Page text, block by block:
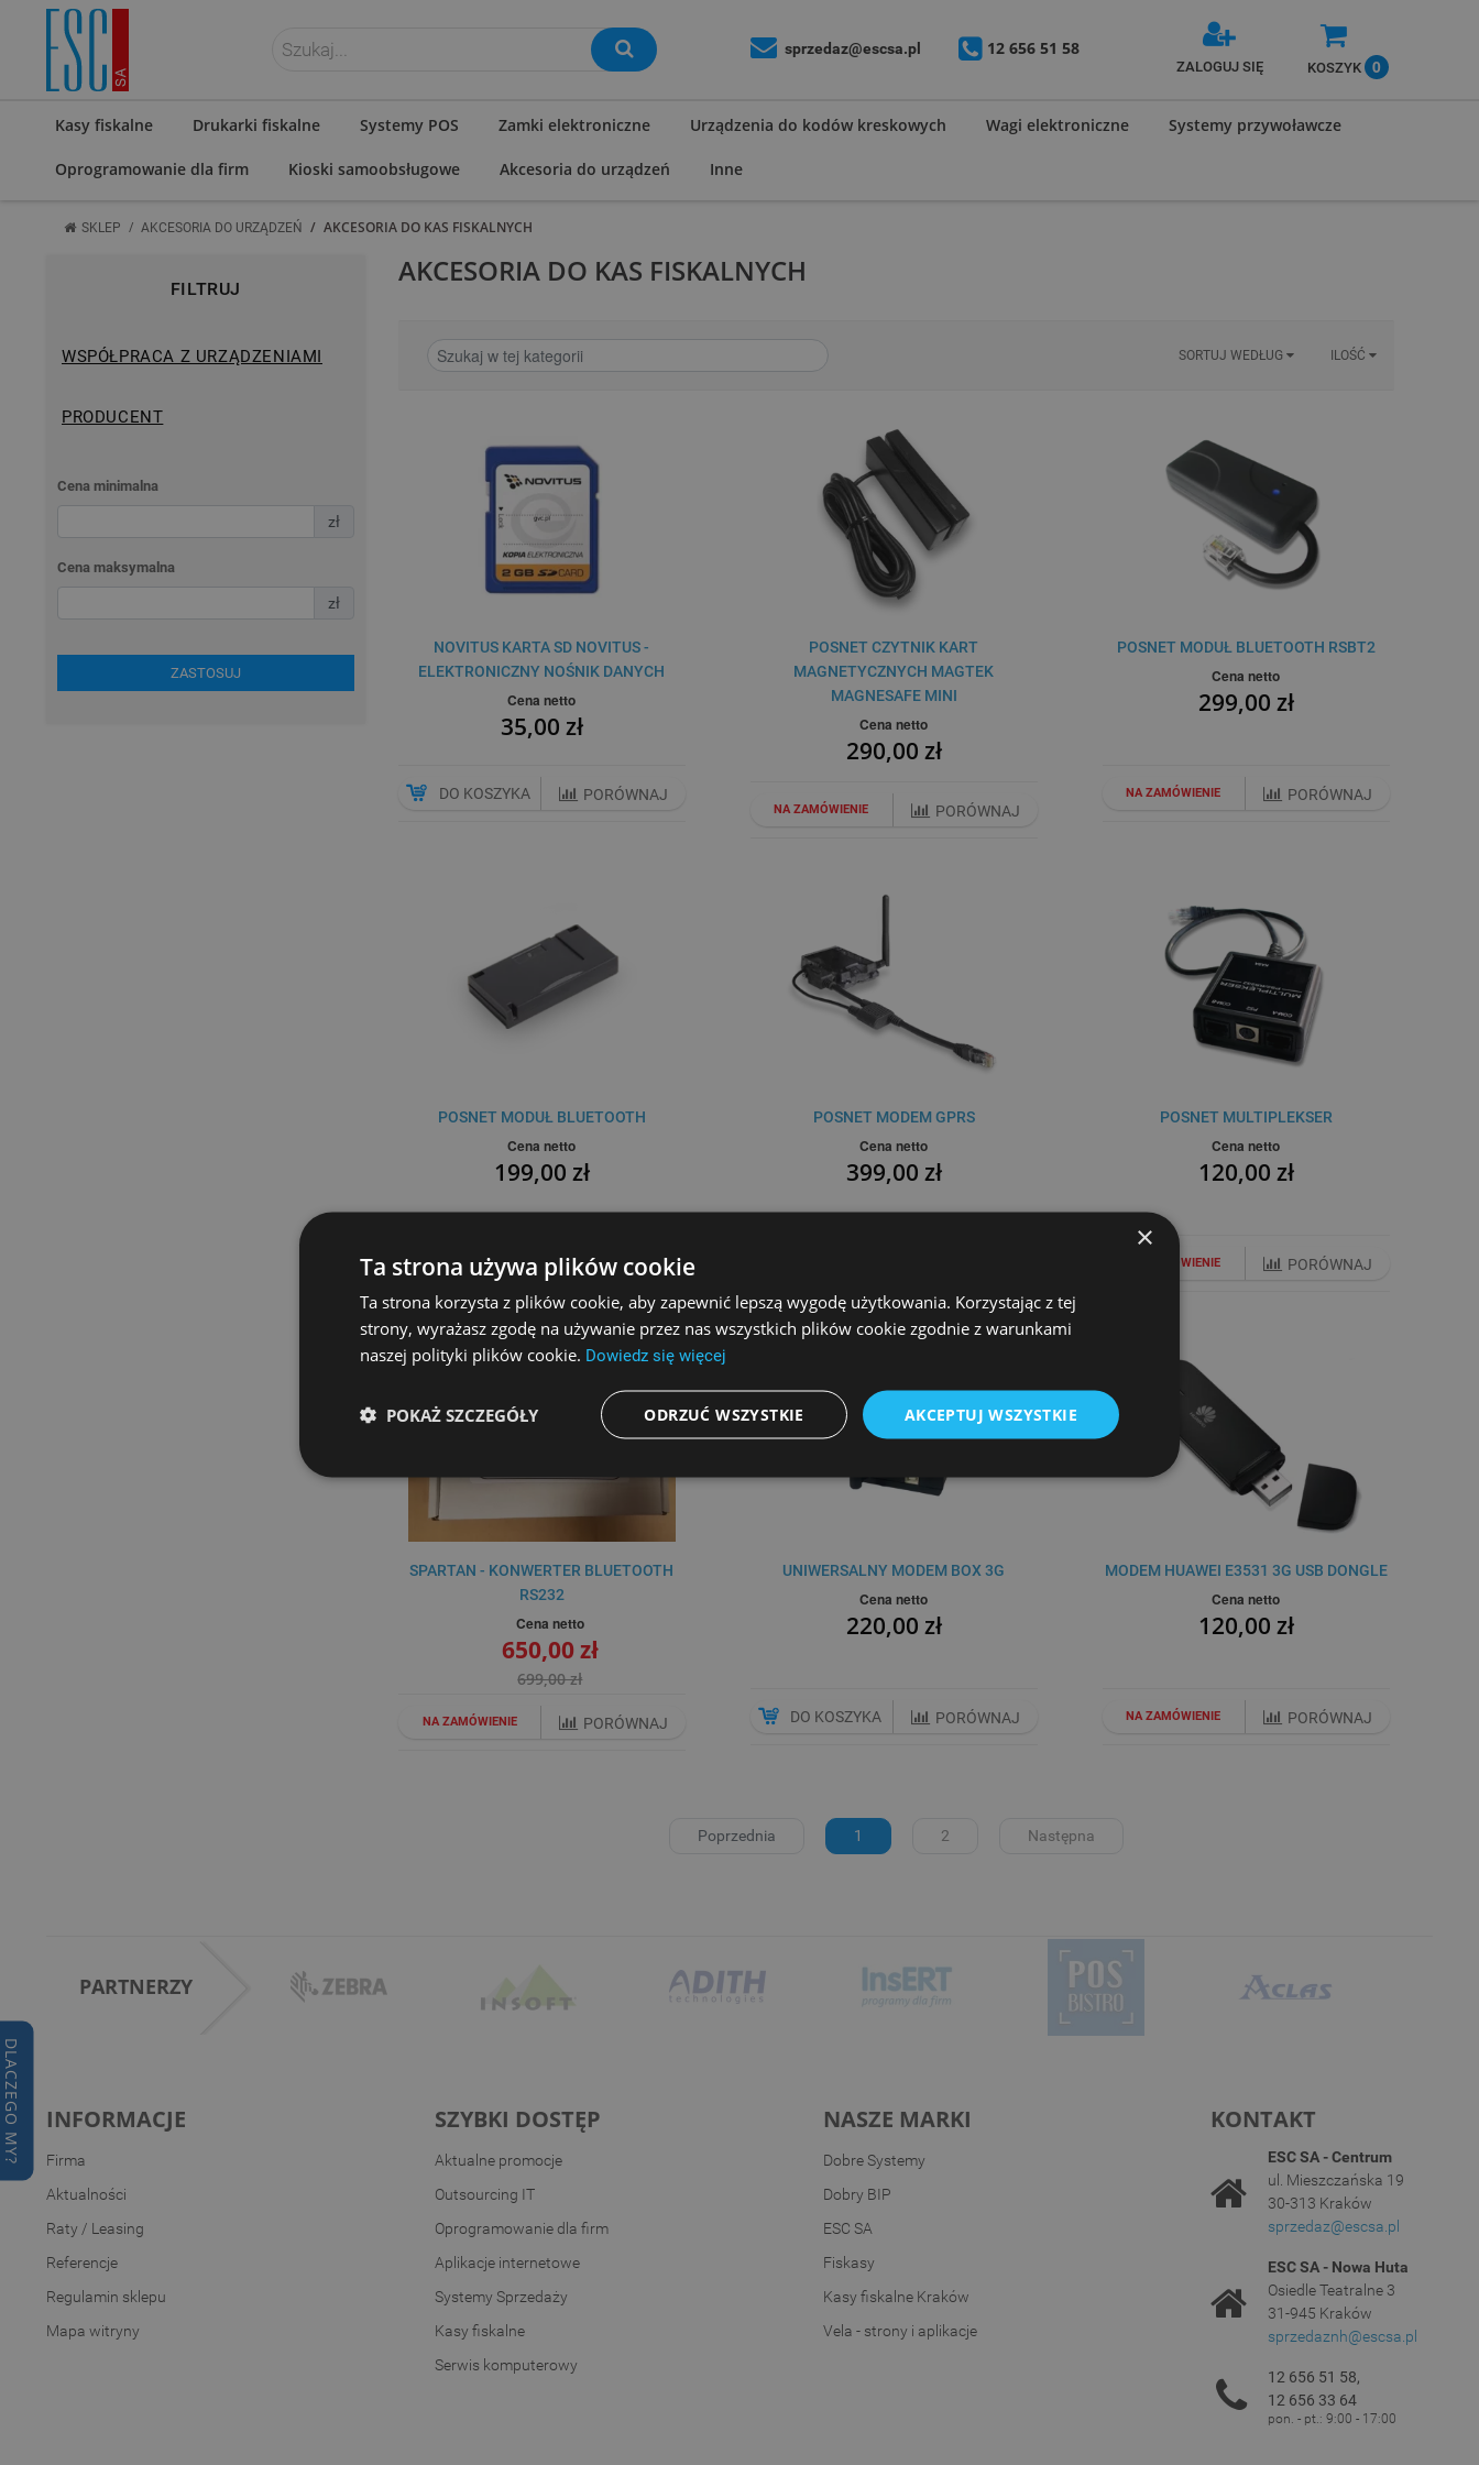
DLACZEGO MY?
ZALOGUJ SIĘ sprzedaz@escsa.pl 12 656 51 58
ZALOGUJ SIĘ KOSZYK 0
Kasy fiskalne Drukarki fiskalne Systemy POS Zamki elektroniczne Urządzenia do kodów kreskowych Wagi elektroniczne Systemy przywoławcze
Oprogramowanie dla firm Kioski samoobsługowe Akcesoria do urządzeń Inne
SKLEP / AKCESORIA DO URZĄDZEŃ / AKCESORIA DO KAS FISKALNYCH
FILTRUJ
WSPÓŁPRACA Z URZĄDZENIAMI
PRODUCENT
Cena minimalna
zł
Cena maksymalna
zł
ZASTOSUJ
AKCESORIA DO KAS FISKALNYCH
SORTUJ WEDŁUG ILOŚĆ
NOVITUS KARTA SD NOVITUS -
ELEKTRONICZNY NOŚNIK DANYCH
Cena netto
35,00 zł
DO KOSZYKA PORÓWNAJ
POSNET CZYTNIK KART
MAGNETYCZNYCH MAGTEK
MAGNESAFE MINI
Cena netto
290,00 zł
NA ZAMÓWIENIE PORÓWNAJ
POSNET MODUŁ BLUETOOTH RSBT2
Cena netto
299,00 zł
NA ZAMÓWIENIE PORÓWNAJ
POSNET MODUŁ BLUETOOTH
Cena netto
199,00 zł
DO KOSZYKA PORÓWNAJ
POSNET MODEM GPRS
Cena netto
399,00 zł
POSNET MULTIPLEKSER
Cena netto
120,00 zł
NA ZAMÓWIENIE PORÓWNAJ
SPARTAN - KONWERTER BLUETOOTH
RS232
Cena netto
650,00 zł
699,00 zł
NA ZAMÓWIENIE PORÓWNAJ
UNIWERSALNY MODEM BOX 3G
Cena netto
220,00 zł
DO KOSZYKA PORÓWNAJ
MODEM HUAWEI E3531 3G USB DONGLE
Cena netto
120,00 zł
NA ZAMÓWIENIE PORÓWNAJ
Poprzednia 1 2 Następna
PARTNERZY
INFORMACJE
Firma
Aktualności
Raty / Leasing
Referencje
Regulamin sklepu
Mapa witryny
SZYBKI DOSTĘP
Aktualne promocje
Outsourcing IT
Oprogramowanie dla firm
Aplikacje internetowe
Systemy Sprzedaży
Kasy fiskalne
Serwis komputerowy
NASZE MARKI
Dobre Systemy
Dobry BIP
ESC SA
Fiskasy
Kasy fiskalne Kraków
Vela - strony i aplikacje
KONTAKT
ESC SA - Centrum
ul. Mieszczańska 19
30-313 Kraków
sprzedaz@escsa.pl
ESC SA - Nowa Huta
Osiedle Teatralne 3
31-945 Kraków
sprzedaznh@escsa.pl
12 656 51 58,
12 656 33 64
pon. - pt.: 9:00 - 17:00
×
Ta strona używa plików cookie
Ta strona korzysta z plików cookie, aby zapewnić lepszą wygodę użytkowania. Korzystając z tej
strony, wyrażasz zgodę na używanie przez nas wszystkich plików cookie zgodnie z warunkami
naszej polityki plików cookie. Dowiedz się więcej
AKCEPTUJ WSZYSTKIE
ODRZUĆ WSZYSTKIE
POKAŻ SZCZEGÓŁY